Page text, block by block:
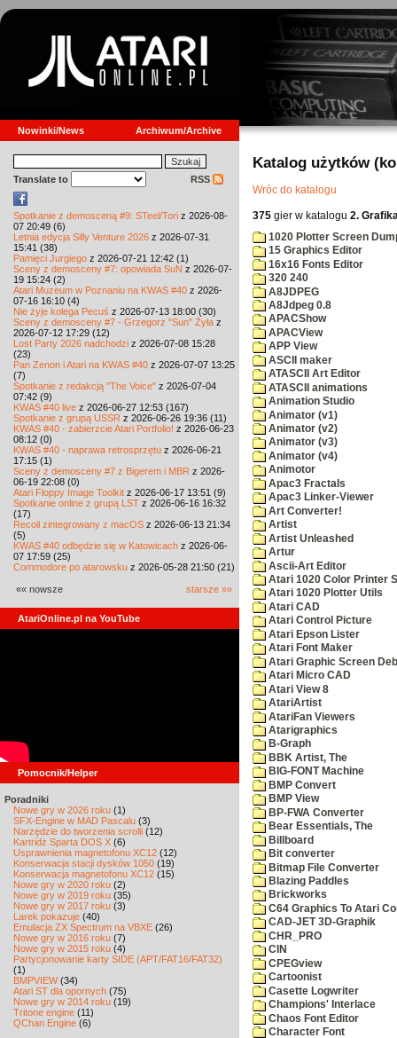
Nowinki/News Archiwum/Archive
Translate to RSS
Spotkanie z demosceną #9: STeel/Tori z 2026-08-
07 20:49 (6)
Letnia edycja Silly Venture 2026 z 2026-07-31
15:41 (38)
Pamięci Jurgiego z 2026-07-21 12:42 (1)
Sceny z demosceny #7: opowiada SuN z 2026-07-
19 15:24 (2)
Atari Muzeum w Poznaniu na KWAS #40 z 2026-
07-16 16:10 (4)
Nie żyje kolega Pecuś z 2026-07-13 18:00 (30)
Sceny z demosceny #7 - Grzegorz "Sun" Żyła z
2026-07-12 17:29 (12)
Lost Party 2026 nadchodzi z 2026-07-08 15:28
(23)
Pan Zenon i Atari na KWAS #40 z 2026-07-07 13:25
(7)
Spotkanie z redakcją "The Voice" z 2026-07-04
07:42 (9)
KWAS #40 live z 2026-06-27 12:53 (167)
Spotkanie z grupą USSR z 2026-06-26 19:36 (11)
KWAS #40 - zabierzcie Atari Portfolio! z 2026-06-23
08:12 (0)
KWAS #40 - naprawa retrosprzętu z 2026-06-21
17:15 (1)
Sceny z demosceny #7 z Bigerem i MBR z 2026-
06-19 22:08 (0)
Atari Floppy Image Toolkit z 2026-06-17 13:51 (9)
Spotkanie online z grupą LST z 2026-06-16 16:32
(17)
Recoil zintegrowany z macOS z 2026-06-13 21:34
(5)
KWAS #40 odbędzie się w Katowicach z 2026-06-
07 17:59 (25)
Commodore po atarowsku z 2026-05-28 21:50 (21)
«« nowsze starsze »»
AtariOnline.pl na YouTube
Pomocnik/Helper
Poradniki
Nowe gry w 2026 roku (1)
SFX-Engine w MAD Pascalu (3)
Narzędzie do tworzenia scrolli (12)
Kartridż Sparta DOS X (6)
Usprawnienia magnetofonu XC12 (12)
Konserwacja stacji dysków 1050 (19)
Konserwacja magnetofonu XC12 (15)
Nowe gry w 2020 roku (2)
Nowe gry w 2019 roku (35)
Nowe gry w 2017 roku (3)
Larek pokazuje (40)
Emulacja ZX Spectrum na VBXE (26)
Nowe gry w 2016 roku (7)
Nowe gry w 2015 roku (4)
Partycjonowanie karty SIDE (APT/FAT16/FAT32)
(1)
BMPVIEW(34)
Atari ST dla opornych (75)
Nowe gry w 2014 roku (19)
Tritone engine (11)
QChan Engine (6)
Katalog użytków
Wróc do katalogu
375 gier w katalogu 2.
1020 Plotter Screen
15 Graphics Editor
16x16 Fonts Editor
320 240
A8JDPEG
A8Jdpeg 0.8
APACShow
APACView
APP View
ASCII maker
ATASCII Art Editor
ATASCII animations
Animation Studio
Animator (v1)
Animator (v2)
Animator (v3)
Animator (v4)
Animotor
Apac3 Fractals
Apac3 Linker-Viewer
Art Converter!
Artist
Artist Unleashed
Artur
Ascii-Art Editor
Atari 1020 Color Printer
Atari 1020 Plotter Utils
Atari CAD
Atari Control Picture
Atari Epson Lister
Atari Font Maker
Atari Graphic Screen
Atari Micro CAD
Atari View 8
AtariArtist
AtariFan Viewers
Atarigraphics
B-Graph
BBK Artist, The
BIG-FONT Machine
BMP Convert
BMP View
BP-FWA Converter
Bear Essentials, The
Billboard
Bit converter
Bitmap File Converter
Blazing Paddles
Brickworks
C64 Graphics To Atari
CAD-JET 3D-Graphik
CHR_PRO
CIN
CPEGview
Cartoonist
Casette Logwriter
Champions' Interlace
Chaos Font Editor
Character Font